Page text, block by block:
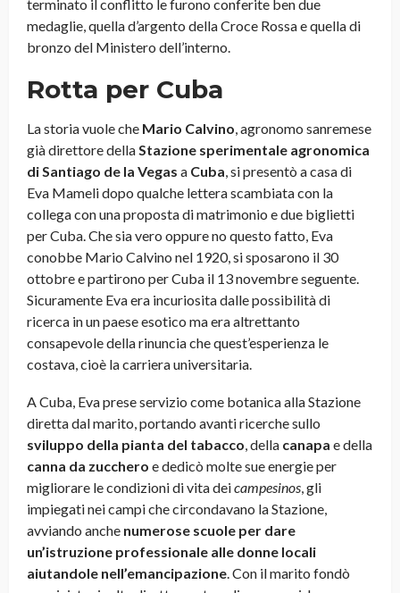
terminato il conflitto le furono conferite ben due
medaglie, quella d’argento della Croce Rossa e quella di
bronzo del Ministero dell’interno.
Rotta per Cuba
La storia vuole che Mario Calvino, agronomo sanremese
già direttore dellaStazione sperimentale agronomica
di Santiago de la Vegas a Cuba, si presentò a casa di
Eva Mameli dopo qualche lettera scambiata con la
collega con una proposta di matrimonio e due biglietti
per Cuba. Che sia vero oppure no questo fatto, Eva
conobbe Mario Calvino nel 1920, si sposarono il 30
ottobre e partirono per Cuba il 13 novembre seguente.
Sicuramente Eva era incuriosita dalle possibilità di
ricerca in un paese esotico ma era altrettanto
consapevole della rinuncia che quest’esperienza le
costava, cioè la carriera universitaria.
A Cuba, Eva prese servizio come botanica alla Stazione
diretta dal marito, portando avanti ricerche sullo
sviluppo della pianta del tabacco, della canapa e della
canna da zucchero e dedicò molte sue energie per
migliorare le condizioni di vita deicampesinos, gli
impiegati nei campi che circondavano la Stazione,
avviando anche numerose scuole per dare
un’istruzione professionale alle donne locali
aiutandole nell’emancipazione. Con il marito fondò